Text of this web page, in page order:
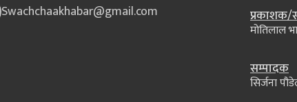
Swachchaakhabar@gmail.com
मोतिलाल
सम्पादक
सिर्जना